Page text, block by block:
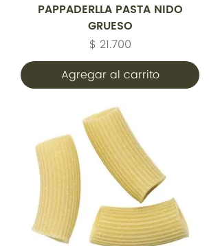
PAPPADERLLA PASTA NIDO
GRUESO
Precio
$ 21.700
Agregar al carrito